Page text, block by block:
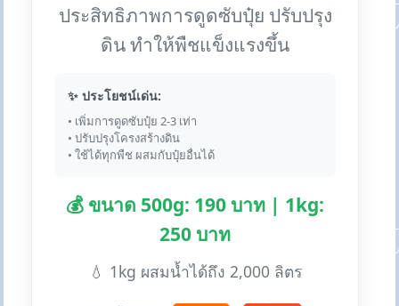
ประสิทธิภาพการดูดซับปุ๋ย ปรับปรุง
ดิน ทำให้พืชแข็งแรงขึ้น
✨ ประโยชน์เด่น:
• เพิ่มการดูดซับปุ๋ย 2-3 เท่า
• ปรับปรุงโครงสร้างดิน
• ใช้ได้ทุกพืช ผสมกับปุ๋ยอื่นได้
💰 ขนาด 500g: 190 บาท | 1kg:
250 บาท
💧 1kg ผสมน้ำได้ถึง 2,000 ลิตร